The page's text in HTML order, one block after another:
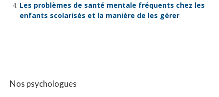
Les problèmes de santé mentale fréquents chez les
enfants scolarisés et la manière de les gérer
...
Nos psychologues